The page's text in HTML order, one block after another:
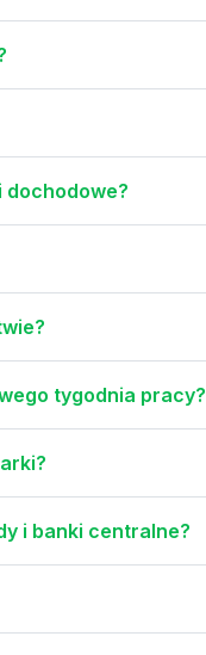
dochodowe?
tygodnia pracy?
i banki centralne?